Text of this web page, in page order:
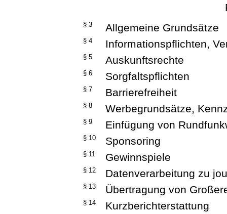
§ 3 Allgemeine Grundsätze
§ 4 Informationspflichten,
§ 5 Auskunftsrechte
§ 6 Sorgfaltspflichten
§ 7 Barrierefreiheit
§ 8 Werbegrundsätze,
§ 9 Einfügung von
§ 10 Sponsoring
§ 11 Gewinnspiele
§ 12 Datenverarbeitung zu
§ 13 Übertragung von
§ 14 Kurzberichterstattung